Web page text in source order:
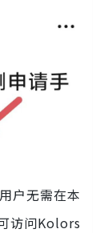
户无需在本
访问Kolors